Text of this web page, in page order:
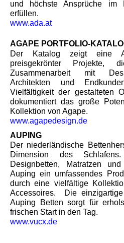
und höchste Ansprüche im
erfüllen.
www.ada.at
AGAPE PORTFOLIO-
Der Katalog zeigt eine
preisgekrönter
Zusammenarbeit mit
Architekten und
Vielfältigkeit der gestalteten
dokumentiert das große
Kollektion von Agape.
www.agapedesign.de
AUPING
Der niederländische
Dimension des
Designbetten, Matratzen
Auping ein umfassendes
durch eine vielfältige
Accessoires. Die
Auping Betten sorgt für
frischen Start in den Tag.
www.vucx.de